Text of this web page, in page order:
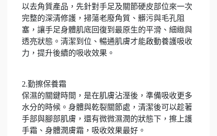
以去角質產品，先針對手足及關節硬皮部位來一次
完整的深清修護，掃蕩老廢角質、髒污與毛孔阻
塞，讓手足身體肌底回復到最原生的平滑、細緻與
透亮狀態。清潔到位、暢通肌膚才能啟動養護吸收
力，提升後續的吸收效果。
2.勤擦保養霜
保濕的關鍵時間，是在肌膚沾溼後，準備吸收更多
水分的時候。身體與乾裂關節處，清潔後可以趁著
手部與腳部肌膚，還有微微濕潤的狀態下，擦上護
手霜、身體潤膚霜，吸收效果最好。